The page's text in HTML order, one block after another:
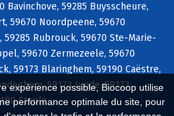
expérience possible, Biocoop utilise
performance optimale du site, pour
Bavinchove, 59285 Buysscheure,
59670 Noordpeene, 59670
Rubrouck, 59670 Ste-Marie-
59670 Zermezeele, 59670
59173 Blaringhem, 59190 Caëstre,
59173 Lynde, 59173
Staple